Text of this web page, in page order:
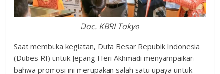
Doc. KBRI Tokyo
Saat membuka kegiatan, Duta Besar Repubik Indonesia
(Dubes RI) untuk Jepang Heri Akhmadi menyampaikan
bahwa promosi ini merupakan salah satu upaya untuk